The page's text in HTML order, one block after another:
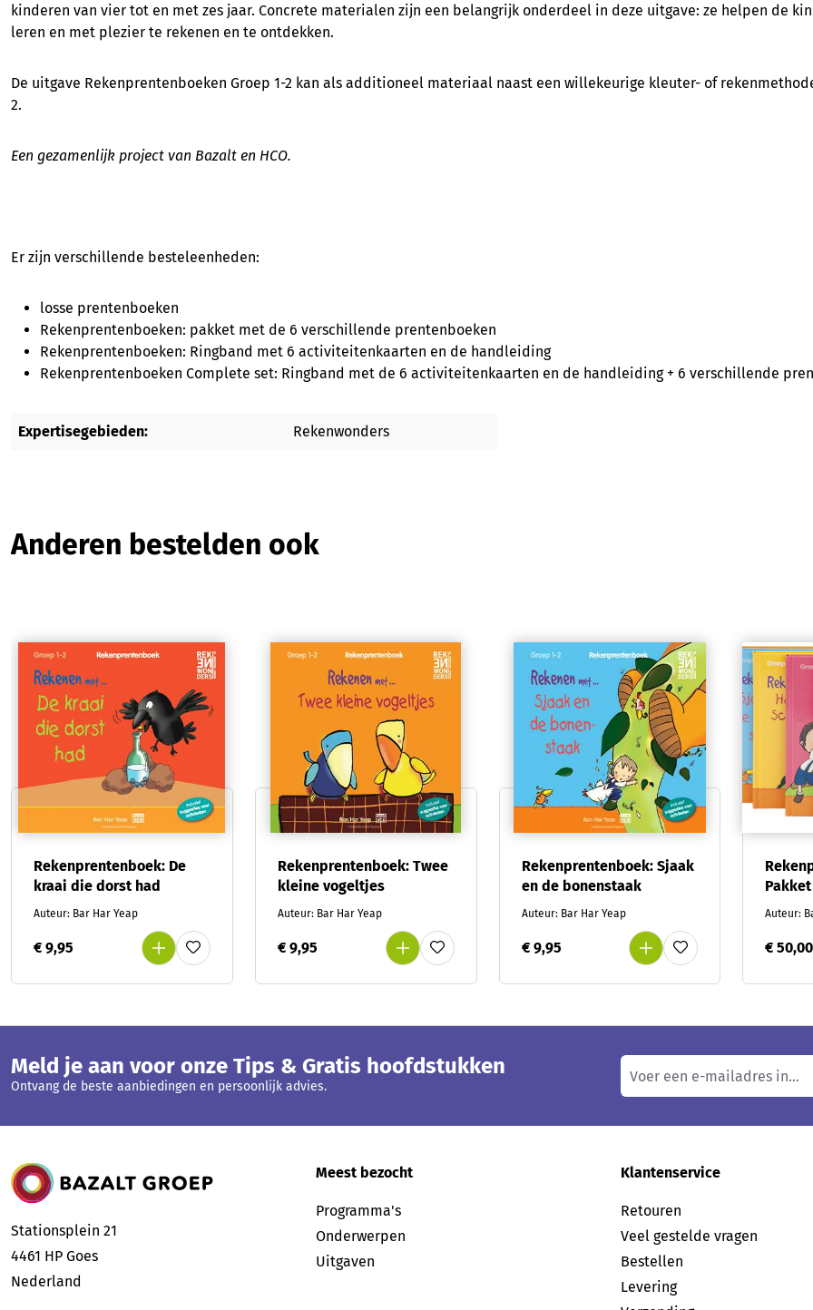
kinderen van vier tot en met zes jaar. Concrete materialen zijn een belangrijk onderdeel in deze uitgave: ze helpen de
leren en met plezier te rekenen en te ontdekken.
De uitgave Rekenprentenboeken Groep 1-2 kan als additioneel materiaal naast een willekeurige kleuter- of
2.
Een gezamenlijk project van Bazalt en HCO.
Er zijn verschillende besteleenheden:
losse prentenboeken
Rekenprentenboeken: pakket met de 6 verschillende prentenboeken
Rekenprentenboeken: Ringband met 6 activiteitenkaarten en de handleiding
Rekenprentenboeken Complete set: Ringband met de 6 activiteitenkaarten en de handleiding + 6 verschillende
Expertisegebieden: Rekenwonders
Productgalerij overslaan
Anderen bestelden ook
Rekenprentenboek: De
kraai die dorst had
Auteur: Bar Har Yeap
€ 9,95
Rekenprentenboek: Twee
kleine vogeltjes
Auteur: Bar Har Yeap
€ 9,95
Rekenprentenboek: Sjaak
en de bonenstaak
Auteur: Bar Har Yeap
€ 9,95
groep
Auteur:
€ 50,00
Meld je aan voor onze Tips & Gratis hoofdstukken
Ontvang de beste aanbiedingen en persoonlijk advies.
Bazalt Groep
Stationsplein 21
4461 HP Goes
Nederland
Meest bezocht
Programma's
Onderwerpen
Uitgaven
Klantenservice
Retouren
Veel gestelde vragen
Bestellen
Levering